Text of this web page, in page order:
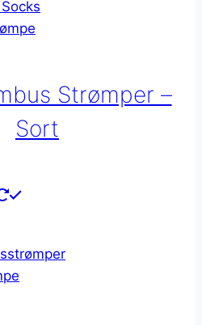
Strømper –
Sort
Dette
flere